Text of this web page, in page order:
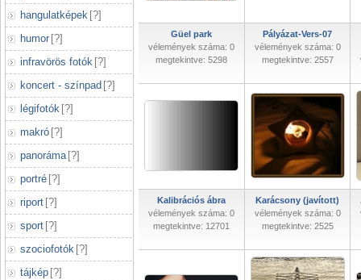
hangulatképek [?]
humor [?]
infravörös fotók [?]
koncert - színpad [?]
légifotók [?]
makró [?]
panoráma [?]
portré [?]
riport [?]
sport [?]
szociofotók [?]
tájkép [?]
Güel park
vélemények száma: 0
megtekintve: 5298
Pályázat-Vers-07
vélemények száma: 0
megtekintve: 2557
Kalibrációs ábra
vélemények száma: 0
megtekintve: 12701
Karácsony (javított)
vélemények száma: 0
megtekintve: 2525